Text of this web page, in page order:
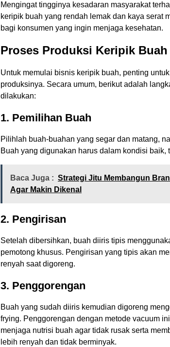
Mengingat tingginya kesadaran masyarakat
keripik buah yang rendah lemak dan kaya serat
bagi konsumen yang ingin menjaga kesehatan.
Proses Produksi Keripik Buah
Untuk memulai bisnis keripik buah, penting
produksinya. Secara umum, berikut adalah
dilakukan:
1. Pemilihan Buah
Pilihlah buah-buahan yang segar dan matang,
Buah yang digunakan harus dalam kondisi baik,
Baca Juga : Strategi Jitu Membangun
Agar Makin Dikenal
2. Pengirisan
Setelah dibersihkan, buah diiris tipis
pemotong khusus. Pengirisan yang tipis akan
renyah saat digoreng.
3. Penggorengan
Buah yang sudah diiris kemudian digoreng
frying. Penggorengan dengan metode vacuum
menjaga nutrisi buah agar tidak rusak serta
lebih renyah dan tidak berminyak.